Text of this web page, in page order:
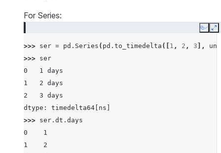
For Series:
Copy
>>> ser = pd . Series ( pd . to_timedelta ([ 1 , 2 , 3 ],
>>> ser
0   1 days
1   2 days
2   3 days
dtype: timedelta64[ns]
>>> ser . dt . days
0    1
1    2